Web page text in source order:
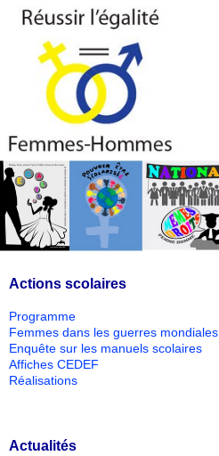
Actions scolaires
Programme
Femmes dans les guerres mondiales
Enquête sur les manuels scolaires
Affiches CEDEF
Réalisations
Actualités